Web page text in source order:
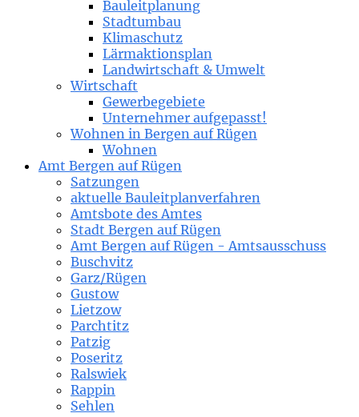
Bauleitplanung
Stadtumbau
Klimaschutz
Lärmaktionsplan
Landwirtschaft & Umwelt
Wirtschaft
Gewerbegebiete
Unternehmer aufgepasst!
Wohnen in Bergen auf Rügen
Wohnen
Amt Bergen auf Rügen
Satzungen
aktuelle Bauleitplanverfahren
Amtsbote des Amtes
Stadt Bergen auf Rügen
Amt Bergen auf Rügen - Amtsausschuss
Buschvitz
Garz/Rügen
Gustow
Lietzow
Parchtitz
Patzig
Poseritz
Ralswiek
Rappin
Sehlen